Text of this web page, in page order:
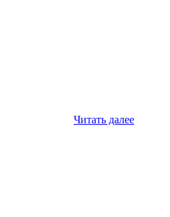
Читать далее